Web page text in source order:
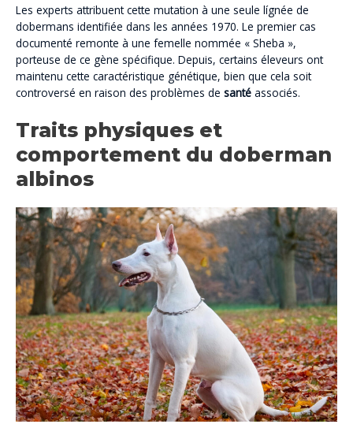
Les experts attribuent cette mutation à une seule lígnée de
dobermans identifiée dans les années 1970. Le premier cas
documenté remonte à une femelle nommée « Sheba »,
porteuse de ce gène spécifique. Depuis, certains éleveurs ont
maintenu cette caractéristique génétique, bien que cela soit
controversé en raison des problèmes de santé associés.
Traits physiques et
comportement du doberman
albinos